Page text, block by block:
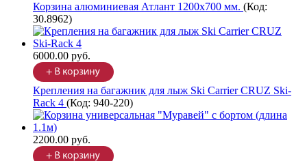
Корзина алюминиевая Атлант 1200х700 мм. (Код:
30.8962)
6000.00 руб.
Крепления на багажник для лыж Ski Carrier CRUZ Ski-
Rack 4 (Код: 940-220)
2200.00 руб.